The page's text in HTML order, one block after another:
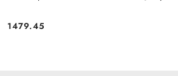
Cena:
1479.45